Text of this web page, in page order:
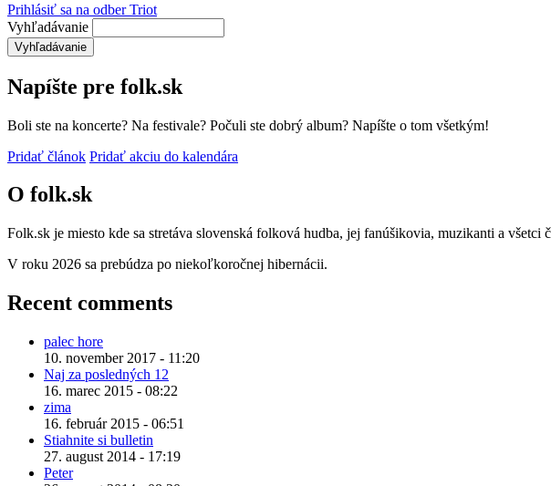
Prihlásiť sa na odber Triot
Vyhľadávanie
Napíšte pre folk.sk
Boli ste na koncerte? Na festivale? Počuli ste dobrý album? Napíšte o tom všetkým!
Pridať článok Pridať akciu do kalendára
O folk.sk
Folk.sk je miesto kde sa stretáva slovenská folková hudba, jej fanúšikovia, muzikanti a všetci
V roku 2026 sa prebúdza po niekoľkoročnej hibernácii.
Recent comments
palec hore
10. november 2017 - 11:20
Naj za posledných 12
16. marec 2015 - 08:22
zima
16. február 2015 - 06:51
Stiahnite si bulletin
27. august 2014 - 17:19
Peter